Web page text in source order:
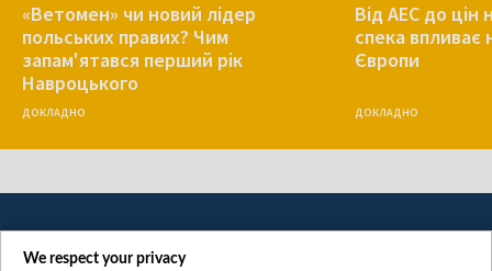
«Ветомен» чи новий лідер
польських правих? Чим
запам'ятався перший рік
Навроцького
ДОКЛАДНО
Від АЕС до цін
спека впливає
Європи
ДОКЛАДНО
We respect your privacy